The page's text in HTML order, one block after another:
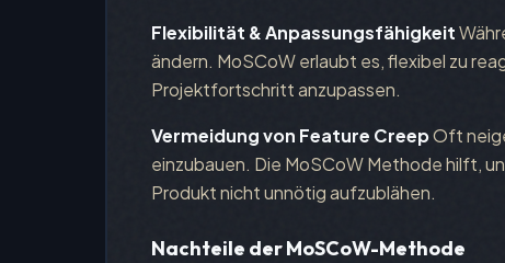
Flexibilität & Anpassungsfähigkeit
ändern. MoSCoW erlaubt es, flexibel zu
Projektfortschritt anzupassen.
Vermeidung von Feature CreepOft
einzubauen. Die MoSCoW Methode hilft,
Produkt nicht unnötig aufzublähen.
Nachteile der MoSCoW-Methode